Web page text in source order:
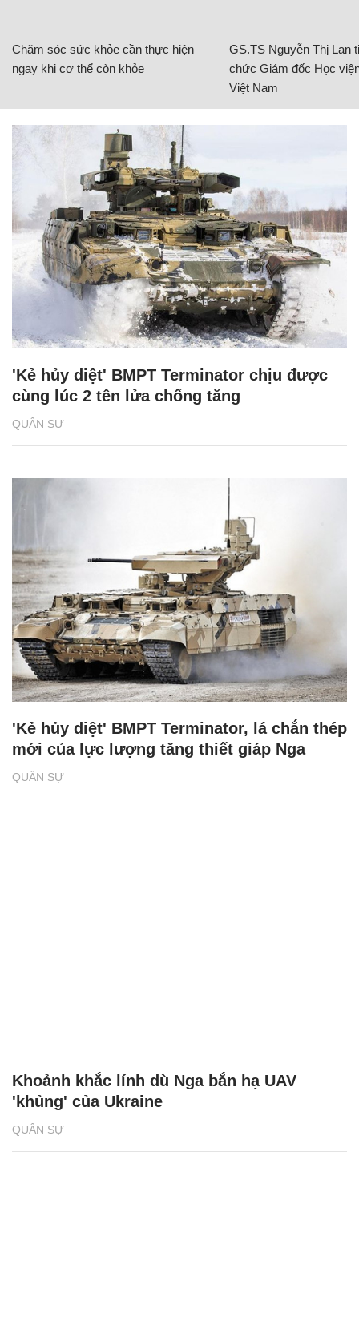
Chăm sóc sức khỏe cần thực hiện
ngay khi cơ thể còn khỏe
GS.TS Nguyễn Thị Lan
chức Giám đốc Học
Việt Nam
QUÂN SỰ
'Kẻ hủy diệt' BMPT Terminator chịu được
cùng lúc 2 tên lửa chống tăng
QUÂN SỰ
'Kẻ hủy diệt' BMPT Terminator, lá chắn thép
mới của lực lượng tăng thiết giáp Nga
QUÂN SỰ
Khoảnh khắc lính dù Nga bắn hạ UAV
'khủng' của Ukraine